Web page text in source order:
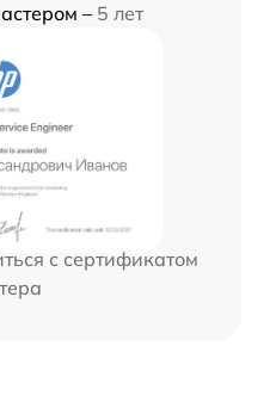
– 5 лет
с сертификатом